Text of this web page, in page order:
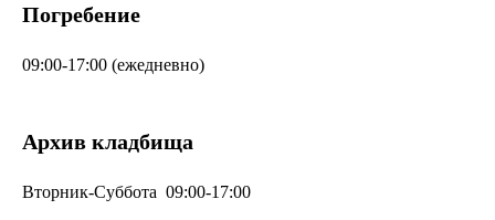
Погребение
09:00-17:00 (ежедневно)
Архив кладбища
Вторник-Суббота 09:00-17:00